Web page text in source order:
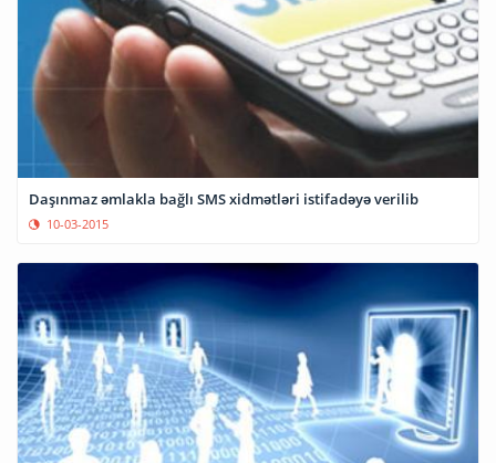
Daşınmaz əmlakla bağlı SMS xidmətləri istifadəyə verilib
10-03-2015